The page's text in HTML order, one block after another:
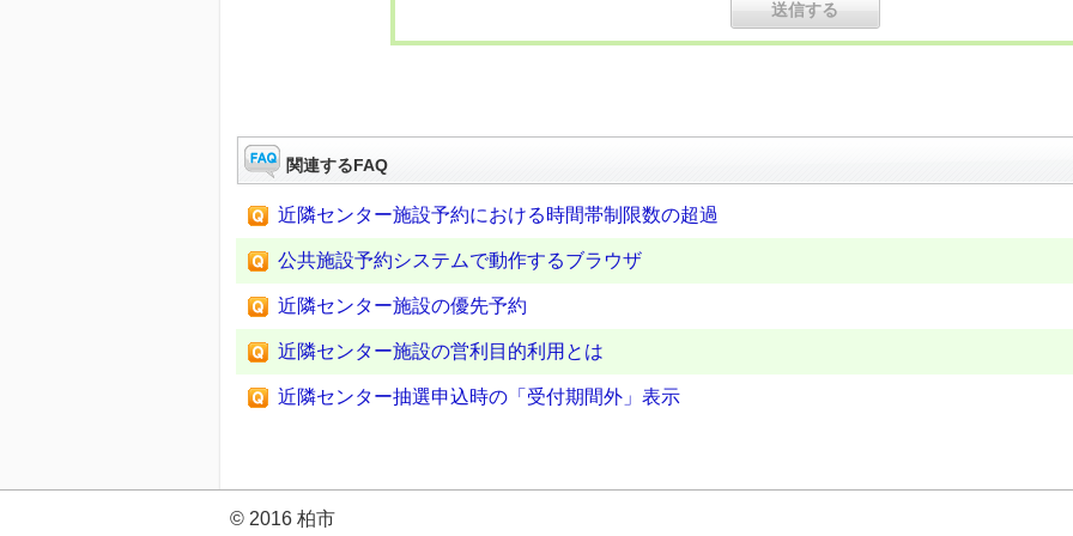
関連するFAQ
近隣センター施設予約における時間帯制限数の超過
公共施設予約システムで動作するブラウザ
近隣センター施設の優先予約
近隣センター施設の営利目的利用とは
近隣センター抽選申込時の「受付期間外」表示
© 2016 柏市